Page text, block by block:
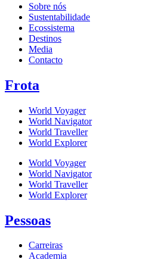
Sobre nós
Sustentabilidade
Ecossistema
Destinos
Media
Contacto
Frota
World Voyager
World Navigator
World Traveller
World Explorer
World Voyager
World Navigator
World Traveller
World Explorer
Pessoas
Carreiras
Academia